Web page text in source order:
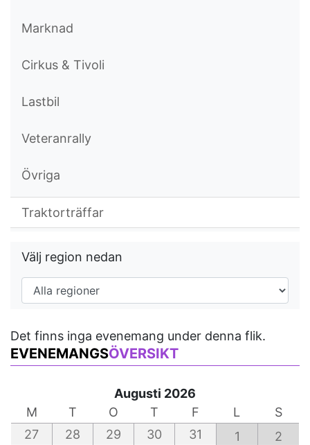
Marknad
Cirkus & Tivoli
Lastbil
Veteranrally
Övriga
Traktorträffar
Välj region nedan
Det finns inga evenemang under denna flik.
EVENEMANGSÖVERSIKT
Augusti 2026
M
T O T F L
S
27
28 29 30 31 1 2